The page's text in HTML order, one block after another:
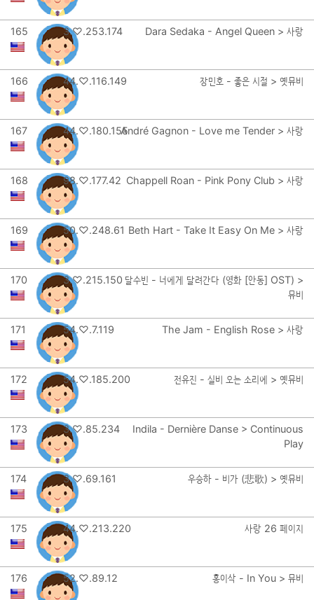
165 3.♡.253.174 Dara Sedaka - Angel Queen > 사랑
166 44.♡.116.149 장민호 - 좋은 시절 > 옛뮤비
167 44.♡.180.155André Gagnon - Love me Tender > 사랑
168 98.♡.177.42 Chappell Roan - Pink Pony Club > 사랑
169 50.♡.248.61 Beth Hart - Take It Easy On Me > 사랑
170 3.♡.215.150 달수빈 - 너에게 달려간다 (영화 [안동] OST) >
뮤비
171 54.♡.7.119 The Jam - English Rose > 사랑
172 54.♡.185.200 전유진 - 실비 오는 소리에 > 옛뮤비
173 3.♡.85.234
Indila - Dernière Danse > Continuous
Play
174 3.♡.69.161 우승하 - 비가 (悲歌) > 옛뮤비
175 44.♡.213.220 사랑 26 페이지
176 52.♡.89.12 홍이삭 - In You > 뮤비